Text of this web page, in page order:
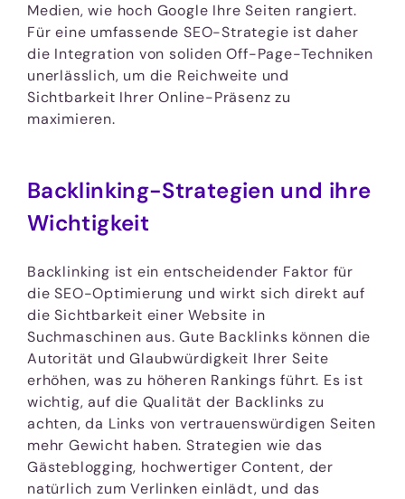
Medien, wie hoch Google Ihre Seiten rangiert.
Für eine umfassende SEO-Strategie ist daher
die Integration von soliden Off-Page-Techniken
unerlässlich, um die Reichweite und
Sichtbarkeit Ihrer Online-Präsenz zu
maximieren.
Backlinking-Strategien und ihre
Wichtigkeit
Backlinking ist ein entscheidender Faktor für
die SEO-Optimierung und wirkt sich direkt auf
die Sichtbarkeit einer Website in
Suchmaschinen aus. Gute Backlinks können die
Autorität und Glaubwürdigkeit Ihrer Seite
erhöhen, was zu höheren Rankings führt. Es ist
wichtig, auf die Qualität der Backlinks zu
achten, da Links von vertrauenswürdigen Seiten
mehr Gewicht haben. Strategien wie das
Gästeblogging, hochwertiger Content, der
natürlich zum Verlinken einlädt, und das